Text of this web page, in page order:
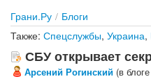
Грани.Ру / Блоги
Также: Спецслужбы, Украина,
СБУ открывает
Арсений Рогинский (в блоге